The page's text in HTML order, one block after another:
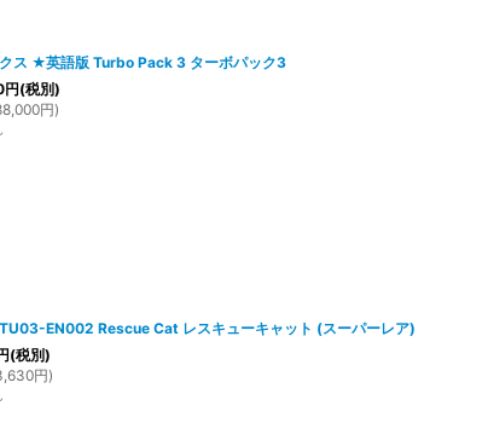
ス ★英語版 Turbo Pack 3 ターボパック3
円(税別)
円)
EN002 Rescue Cat レスキューキャット (スーパーレア)
(税別)
円)